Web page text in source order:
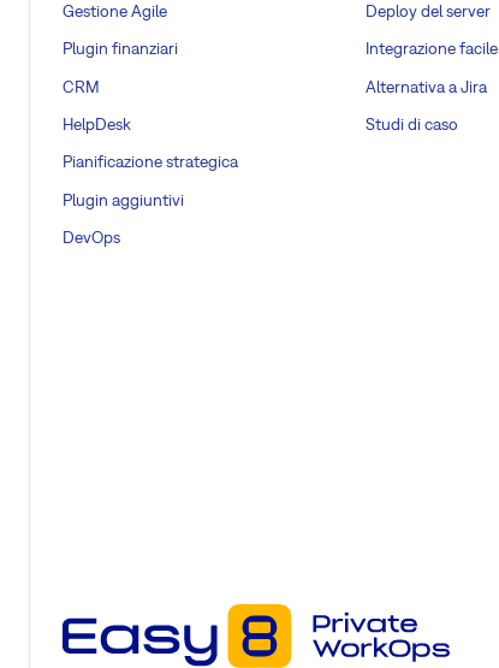
Gestione Agile
Plugin finanziari
CRM
HelpDesk
Pianificazione strategica
Plugin aggiuntivi
DevOps
Deploy del server
Integrazione facile
Alternativa a Jira
Studi di caso